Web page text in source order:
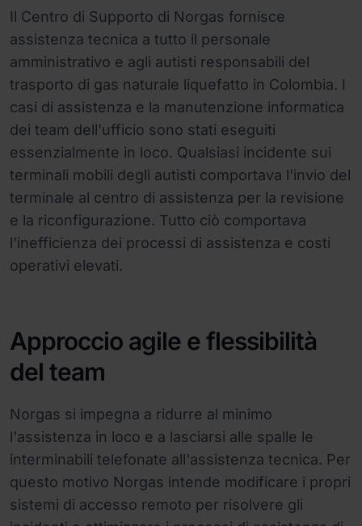
Il Centro di Supporto di Norgas fornisce
assistenza tecnica a tutto il personale
amministrativo e agli autisti responsabili del
trasporto di gas naturale liquefatto in Colombia. I
casi di assistenza e la manutenzione informatica
dei team dell'ufficio sono stati eseguiti
essenzialmente in loco. Qualsiasi incidente sui
terminali mobili degli autisti comportava l'invio del
terminale al centro di assistenza per la revisione
e la riconfigurazione. Tutto ciò comportava
l'inefficienza dei processi di assistenza e costi
operativi elevati.
Approccio agile e flessibilità
del team
Norgas si impegna a ridurre al minimo
l'assistenza in loco e a lasciarsi alle spalle le
interminabili telefonate all'assistenza tecnica. Per
questo motivo Norgas intende modificare i propri
sistemi di accesso remoto per risolvere gli